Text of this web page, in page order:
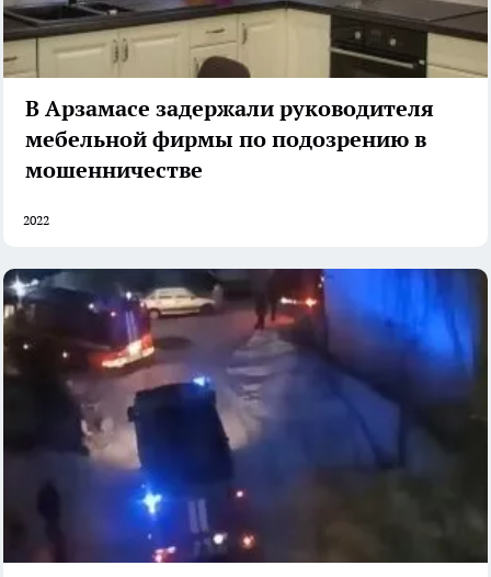
В Арзамасе задержали руководителя
мебельной фирмы по подозрению в
мошенничестве
2022